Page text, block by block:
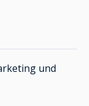
und